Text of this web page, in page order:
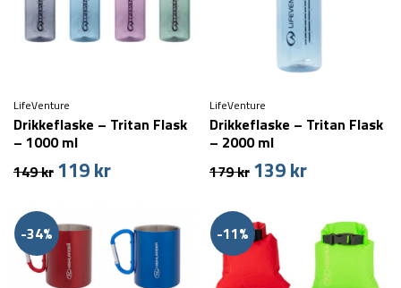
LifeVenture
Drikkeflaske – Tritan Flask
– 1000 ml
149kr Den
var:
149 kr.
119krDen
er:
119 kr.
LifeVenture
Drikkeflaske – Tritan Flask
– 2000 ml
179kr Den
var:
179 kr.
139krDen
er:
139 kr.
-34% -11%